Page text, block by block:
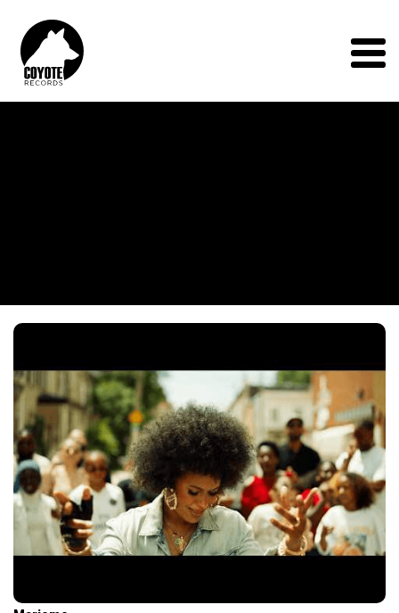
Records
Menu